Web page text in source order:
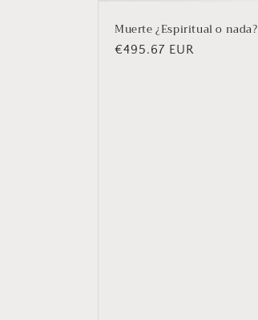
Muerte ¿Espiritual o nada?
Precio
€495.67 EUR